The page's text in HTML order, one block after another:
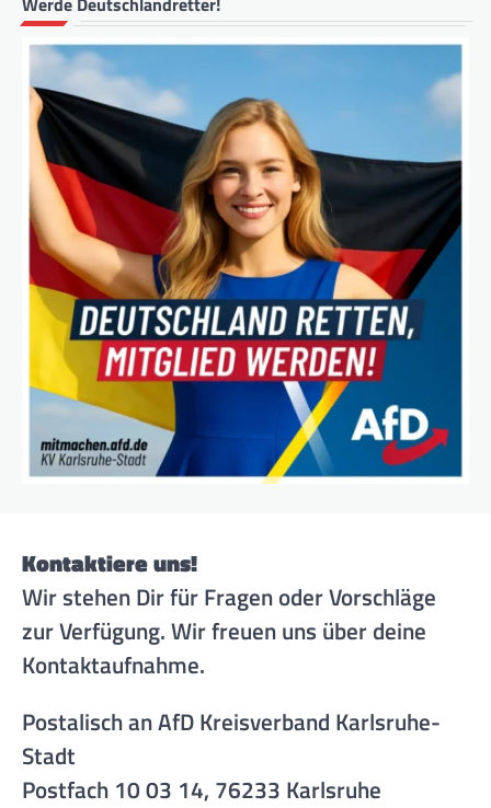
Kontaktiere uns!
Wir stehen Dir für Fragen oder Vorschläge
zur Verfügung. Wir freuen uns über deine
Kontaktaufnahme.
Postalisch an AfD Kreisverband Karlsruhe-
Stadt
Postfach 10 03 14, 76233 Karlsruhe